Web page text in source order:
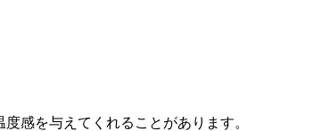
感を与えてくれることがあります。